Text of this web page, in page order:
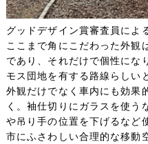
グッドデザイン賞審査員によ
ここまで角にこだわった外観
であり、それだけで個性にな
モス団地を有する路線らしい
外観だけでなく車内にも効果
く。袖仕切りにガラスを使う
や吊り手の位置を下げるなど
市にふさわしい合理的な移動